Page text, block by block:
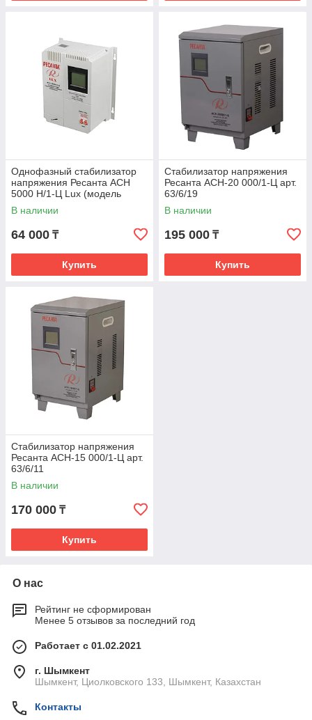
Однофазный стабилизатор
напряжения Ресанта АСН
5000 Н/1-Ц Lux (модель
63/6/16)
В наличии
64 000 ₸
Купить
Стабилизатор напряжения
Ресанта АСН-20 000/1-Ц арт.
63/6/19
В наличии
195 000 ₸
Купить
Стабилизатор напряжения
Ресанта АСН-15 000/1-Ц арт.
63/6/11
В наличии
170 000 ₸
Купить
О нас
Рейтинг не сформирован
Менее 5 отзывов за последний год
Работает с 01.02.2021
г. Шымкент
Шымкент, Циолковского 133, Шымкент, Казахстан
Контакты